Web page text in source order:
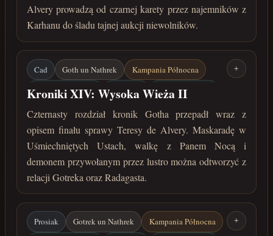
Alvery prowadzą od czarnej karety przez najemników z
Karhanu do śladu tajnej aukcji niewolników.
Cad Goth un Nathrek
Kampania Północna
Uśmiechnięte Usta
Pan Nocy
Teresa de Alvera
Magiczne lustro
marzec 30 roku przed Zaćmieniem
+
Kroniki XIV: Wysoka Wieża II
Czternasty rozdział kronik Gotha przepadł wraz z
opisem finału sprawy Teresy de Alvery. Maskaradę w
Uśmiechniętych Ustach, walkę z Panem Nocą i
demonem przywołanym przez lustro można odtworzyć z
relacji Gotreka oraz Radagasta.
Prosiak Gotrek un Nathrek
Kampania Północna
+